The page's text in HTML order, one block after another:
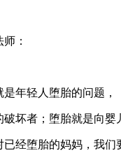
：
年轻人堕胎的问题，
者；堕胎就是向婴
堕胎的妈妈，我们